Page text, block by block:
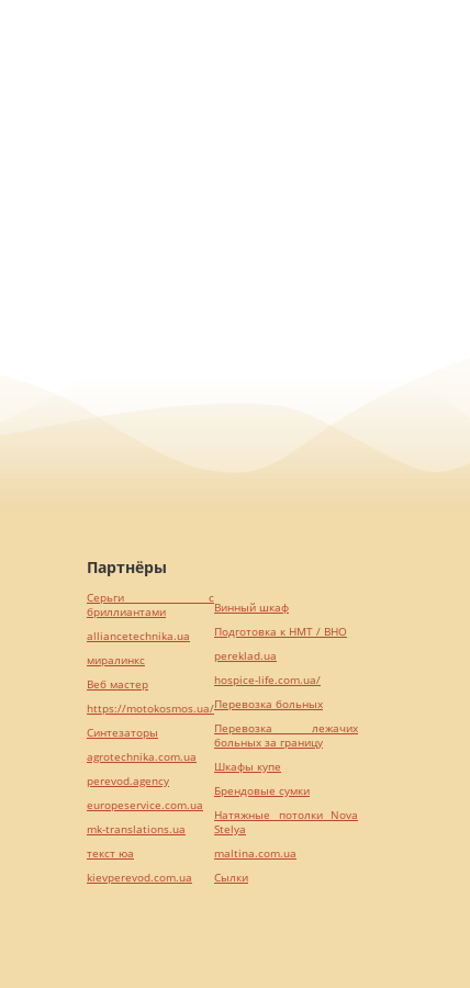
Партнёры
Серьги с
бриллиантами
alliancetechnika.ua
миралинкс
Веб мастер
https://motokosmos.ua/
Синтезаторы
agrotechnika.com.ua
perevod.agency
europeservice.com.ua
mk-translations.ua
текст юа
kievperevod.com.ua
Винный шкаф
Подготовка к НМТ / ВНО
pereklad.ua
hospice-life.com.ua/
Перевозка больных
Перевозка лежачих
больных за границу
Шкафы купе
Брендовые сумки
Натяжные потолки Nova
Stelya
maltina.com.ua
Cылки